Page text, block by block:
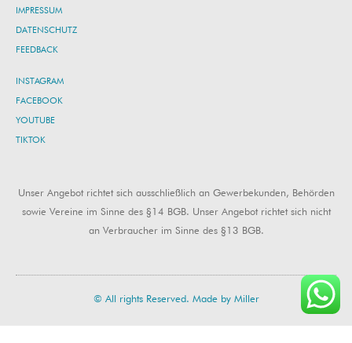
IMPRESSUM
DATENSCHUTZ
FEEDBACK
INSTAGRAM
FACEBOOK
YOUTUBE
TIKTOK
Unser Angebot richtet sich ausschließlich an Gewerbekunden, Behörden
sowie Vereine im Sinne des §14 BGB. Unser Angebot richtet sich nicht
an Verbraucher im Sinne des §13 BGB.
© All rights Reserved. Made by Miller